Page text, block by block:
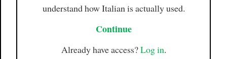
understand how Italian is actually used.
Continue
Already have access?Log in.